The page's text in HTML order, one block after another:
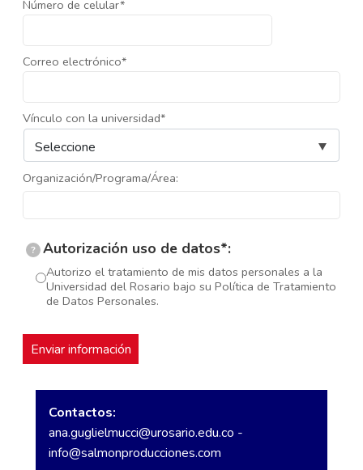
Número de celular*
Correo electrónico*
Vínculo con la universidad*
Organización/Programa/Área:
? Autorización uso de datos*:
Autorizo el tratamiento de mis datos personales a la
Universidad del Rosario bajo su Política de Tratamiento
de Datos Personales.
Contactos:
ana.guglielmucci@urosario.edu.co -
info@salmonproducciones.com